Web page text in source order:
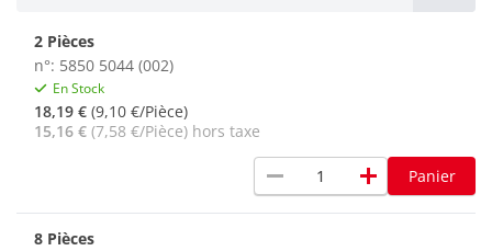
2 Pièces
n°: 5850 5044 (002)
En Stock
18,19 € (9,10 €/Pièce)
15,16 € (7,58 €/Pièce) hors taxe
remove add Panier
8 Pièces